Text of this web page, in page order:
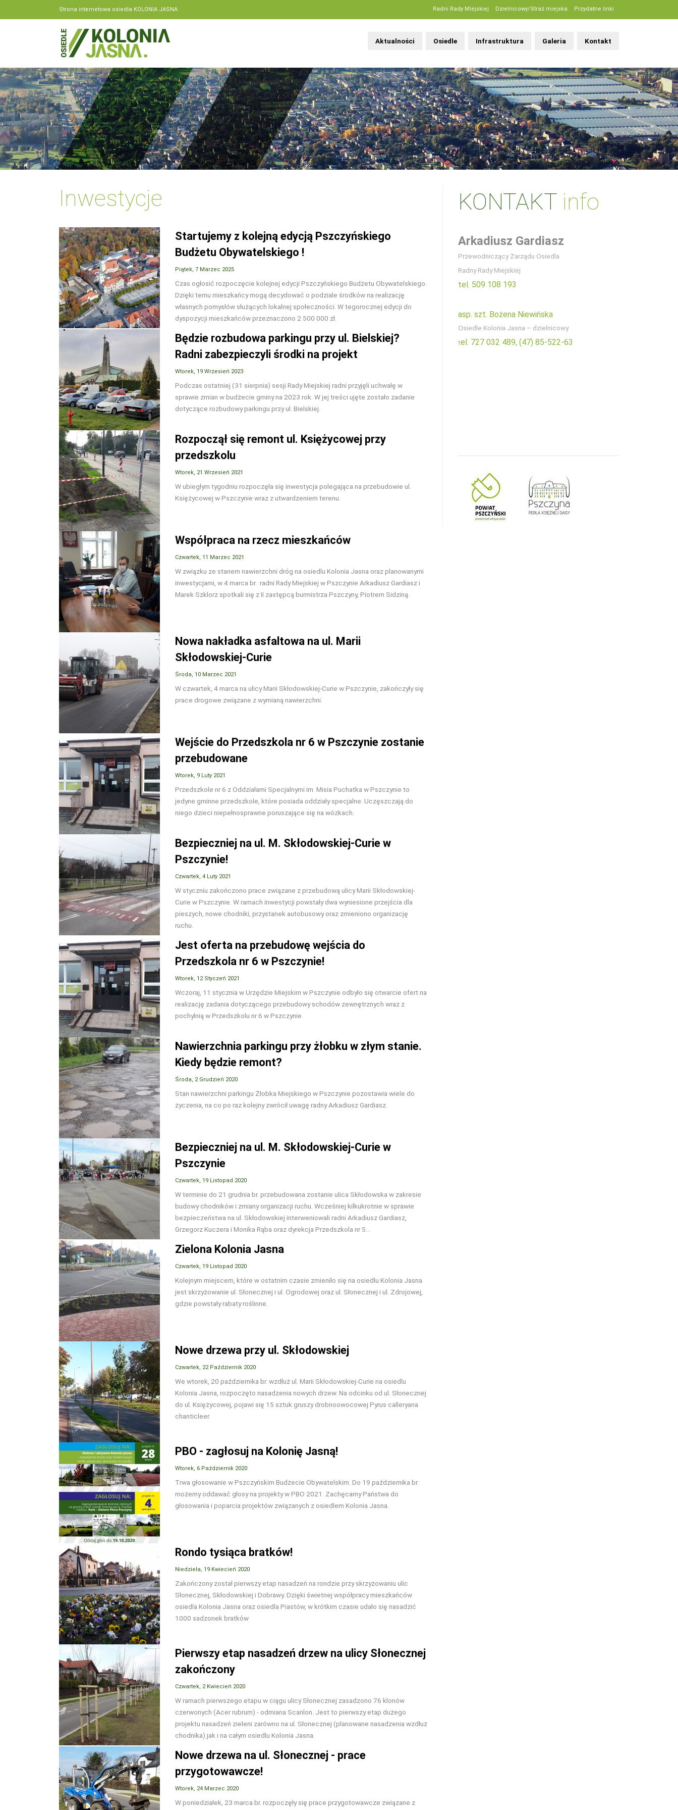
Strona internetowa osiedla KOLONIA JASNA Radni Rady Miejskiej Dzielnicowy/Straż miejska Przydatne linki
Aktualności Osiedle Infrastruktura Galeria Kontakt
Inwestycje
Startujemy z kolejną edycją Pszczyńskiego
Budżetu Obywatelskiego !
Piątek, 7 Marzec 2025
Czas ogłosić rozpoczęcie kolejnej edycji Pszczyńskiego Budżetu Obywatelskiego.
Dzięki temu mieszkańcy mogą decydować o podziale środków na realizację
własnych pomysłów służących lokalnej społeczności. W tegorocznej edycji do
dyspozycji mieszkańców przeznaczono 2 500 000 zł.
Będzie rozbudowa parkingu przy ul. Bielskiej?
Radni zabezpieczyli środki na projekt
Wtorek, 19 Wrzesień 2023
Podczas ostatniej (31 sierpnia) sesji Rady Miejskiej radni przyjęli uchwałę w
sprawie zmian w budżecie gminy na 2023 rok. W jej treści ujęte zostało zadanie
dotyczące rozbudowy parkingu przy ul. Bielskiej.
Rozpoczął się remont ul. Księżycowej przy
przedszkolu
Wtorek, 21 Wrzesień 2021
W ubiegłym tygodniu rozpoczęła się inwestycja polegająca na przebudowie ul.
Księżycowej w Pszczynie wraz z utwardzeniem terenu.
Współpraca na rzecz mieszkańców
Czwartek, 11 Marzec 2021
W związku ze stanem nawierzchni dróg na osiedlu Kolonia Jasna oraz planowanymi
inwestycjami, w 4 marca br. radni Rady Miejskiej w Pszczynie Arkadiusz Gardiasz i
Marek Szklorz spotkali się z II zastępcą burmistrza Pszczyny, Piotrem Sidziną.
Nowa nakładka asfaltowa na ul. Marii
Skłodowskiej-Curie
Środa, 10 Marzec 2021
W czwartek, 4 marca na ulicy Marii Skłodowskiej-Curie w Pszczynie, zakończyły się
prace drogowe związane z wymianą nawierzchni.
Wejście do Przedszkola nr 6 w Pszczynie zostanie
przebudowane
Wtorek, 9 Luty 2021
Przedszkole nr 6 z Oddziałami Specjalnymi im. Misia Puchatka w Pszczynie to
jedyne gminne przedszkole, które posiada oddziały specjalne. Uczęszczają do
niego dzieci niepełnosprawne poruszające się na wózkach.
Bezpieczniej na ul. M. Skłodowskiej-Curie w
Pszczynie!
Czwartek, 4 Luty 2021
W styczniu zakończono prace związane z przebudową ulicy Marii Skłodowskiej-
Curie w Pszczynie. W ramach inwestycji powstały dwa wyniesione przejścia dla
pieszych, nowe chodniki, przystanek autobusowy oraz zmieniono organizację
ruchu.
Jest oferta na przebudowę wejścia do
Przedszkola nr 6 w Pszczynie!
Wtorek, 12 Styczeń 2021
Wczoraj, 11 stycznia w Urzędzie Miejskim w Pszczynie odbyło się otwarcie ofert na
realizację zadania dotyczącego przebudowy schodów zewnętrznych wraz z
pochylnią w Przedszkolu nr 6 w Pszczynie.
Nawierzchnia parkingu przy żłobku w złym stanie.
Kiedy będzie remont?
Środa, 2 Grudzień 2020
Stan nawierzchni parkingu Żłobka Miejskiego w Pszczynie pozostawia wiele do
życzenia, na co po raz kolejny zwrócił uwagę radny Arkadiusz Gardiasz.
Bezpieczniej na ul. M. Skłodowskiej-Curie w
Pszczynie
Czwartek, 19 Listopad 2020
W terminie do 21 grudnia br. przebudowana zostanie ulica Skłodowska w zakresie
budowy chodników i zmiany organizacji ruchu. Wcześniej kilkukrotnie w sprawie
bezpieczeństwa na ul. Skłodowskiej interweniowali radni Arkadiusz Gardiasz,
Grzegorz Kuczera i Monika Rąba oraz dyrekcja Przedszkola nr 5...
Zielona Kolonia Jasna
Czwartek, 19 Listopad 2020
Kolejnym miejscem, które w ostatnim czasie zmieniło się na osiedlu Kolonia Jasna
jest skrzyżowanie ul. Słonecznej i ul. Ogrodowej oraz ul. Słonecznej i ul. Zdrojowej,
gdzie powstały rabaty roślinne.
Nowe drzewa przy ul. Skłodowskiej
Czwartek, 22 Październik 2020
We wtorek, 20 października br. wzdłuż ul. Marii Skłodowskiej-Curie na osiedlu
Kolonia Jasna, rozpoczęto nasadzenia nowych drzew. Na odcinku od ul. Słonecznej
do ul. Księżycowej, pojawi się 15 sztuk gruszy drobnoowocowej Pyrus calleryana
chanticleer.
PBO - zagłosuj na Kolonię Jasną!
Wtorek, 6 Październik 2020
Trwa głosowanie w Pszczyńskim Budżecie Obywatelskim. Do 19 października br.
możemy oddawać głosy na projekty w PBO 2021. Zachęcamy Państwa do
głosowania i poparcia projektów związanych z osiedlem Kolonia Jasna.
Rondo tysiąca bratków!
Niedziela, 19 Kwiecień 2020
Zakończony został pierwszy etap nasadzeń na rondzie przy skrzyżowaniu ulic
Słonecznej, Skłodowskiej i Dobrawy. Dzięki świetnej współpracy mieszkańców
osiedla Kolonia Jasna oraz osiedla Piastów, w krótkim czasie udało się nasadzić
1000 sadzonek bratków️
Pierwszy etap nasadzeń drzew na ulicy Słonecznej
zakończony
Czwartek, 2 Kwiecień 2020
W ramach pierwszego etapu w ciągu ulicy Słonecznej zasadzono 76 klonów
czerwonych (Acer rubrum) - odmiana Scanlon. Jest to pierwszy etap dużego
projektu nasadzeń zieleni zarówno na ul. Słonecznej (planowane nasadzenia wzdłuż
chodnika) jak i na całym osiedlu Kolonia Jasna.
Nowe drzewa na ul. Słonecznej - prace
przygotowawcze!
Wtorek, 24 Marzec 2020
W poniedziałek, 23 marca br. rozpoczęły się prace przygotowawcze związane z
KONTAKT info
Arkadiusz Gardiasz
Przewodniczący Zarządu Osiedla
Radny Rady Miejskiej
tel. 509 108 193
asp. szt. Bożena Niewińska
Osiedle Kolonia Jasna – dzielnicowy
tel. 727 032 489, (47) 85-522-63